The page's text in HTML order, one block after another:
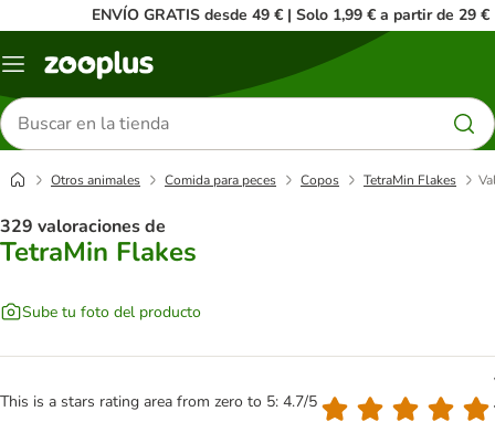
ENVÍO GRATIS desde 49 € | Solo 1,99 € a partir de 29 €
Menú
Buscar
productos
Otros animales Comida para peces Copos TetraMin Flakes
329 valoraciones de
TetraMin Flakes
Sube tu foto del producto
This is a stars rating area from zero to 5: 4.7/5